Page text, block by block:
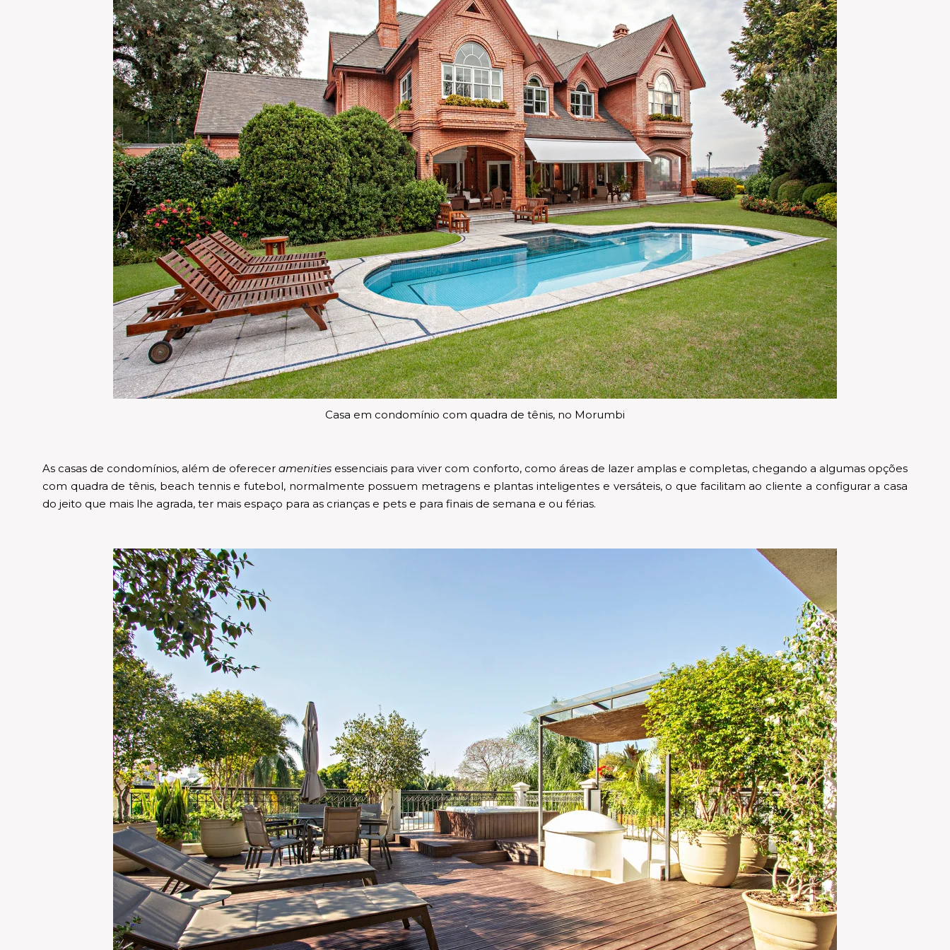
Casa em condomínio com quadra de tênis, no Morumbi
As casas de condomínios, além de ofereceramenities essenciais para viver com conforto, como áreas de lazer amplas e completas, chegando a algumas opções
com quadra de tênis, beach tennis e futebol, normalmente possuem metragens e plantas inteligentes e versáteis, o que facilitam ao cliente a configurar a casa
do jeito que mais lhe agrada, ter mais espaço para as crianças e pets e para finais de semana e ou férias.